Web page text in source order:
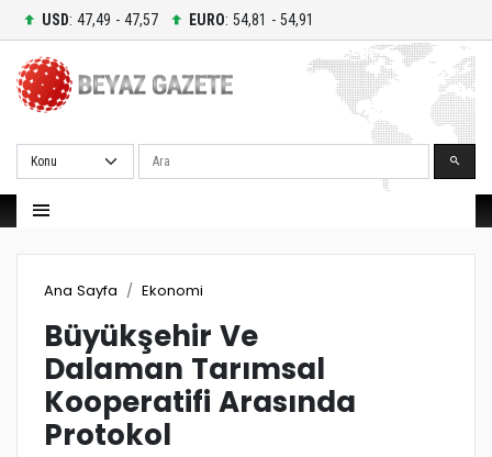
USD: 47,49 - 47,57 EURO: 54,81 - 54,91
Ara
Ana Sayfa Ekonomi
Büyükşehir Ve
Dalaman Tarımsal
Kooperatifi Arasında
Protokol